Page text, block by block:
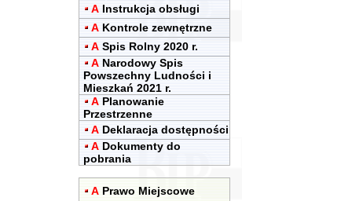
A Instrukcja obsługi
A Kontrole zewnętrzne
A Spis Rolny 2020 r.
A Narodowy Spis
Powszechny Ludności i
Mieszkań 2021 r.
A Planowanie
Przestrzenne
A Deklaracja dostępności
A Dokumenty do
pobrania
A Prawo Miejscowe